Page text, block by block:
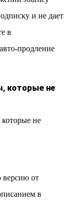
и не дает
в
продление
которые не
не
версию от
в